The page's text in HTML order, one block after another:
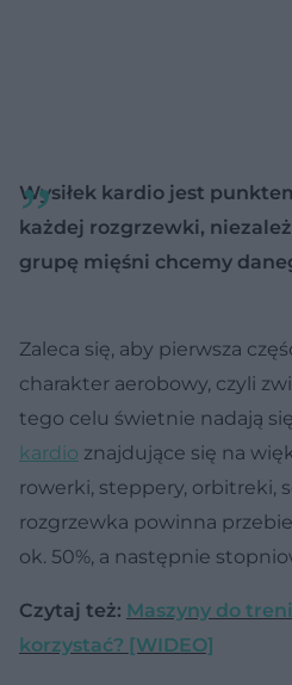
Wysiłek kardio jest
każdej rozgrzewki,
grupę mięśni chcemy
Zaleca się, aby pierwsza
charakter aerobowy, czyli
tego celu świetnie nadają
kardio znajdujące się na
rowerki, steppery, orbitreki,
rozgrzewka powinna
ok. 50%, a następnie
Czytaj też: Maszyny do
korzystać? [WIDEO]